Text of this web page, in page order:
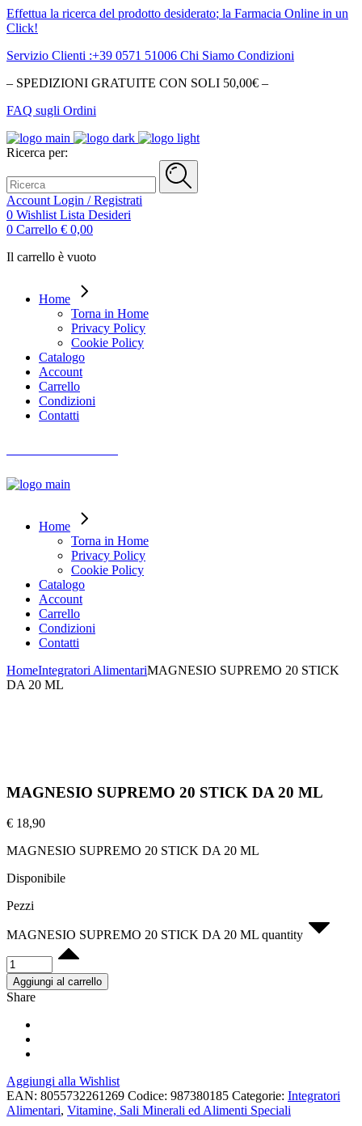
Effettua la ricerca del prodotto desiderato; la Farmacia Online in un
Click!
Servizio Clienti :+39 0571 51006 Chi Siamo Condizioni
– SPEDIZIONI GRATUITE CON SOLI 50,00€ –
FAQ sugli Ordini
Ricerca per:
Account Login / Registrati
0 Wishlist Lista Desideri
0 Carrello € 0,00
Il carrello è vuoto
Home
Torna in Home
Privacy Policy
Cookie Policy
Catalogo
Account
Carrello
Condizioni
Contatti
Home
Torna in Home
Privacy Policy
Cookie Policy
Catalogo
Account
Carrello
Condizioni
Contatti
HomeIntegratori AlimentariMAGNESIO SUPREMO 20 STICK
DA 20 ML
MAGNESIO SUPREMO 20 STICK DA 20 ML
€ 18,90
MAGNESIO SUPREMO 20 STICK DA 20 ML
Disponibile
Pezzi
MAGNESIO SUPREMO 20 STICK DA 20 ML quantity
Aggiungi al carrello
Share
Aggiungi alla Wishlist
EAN: 8055732261269 Codice: 987380185 Categorie: Integratori
Alimentari, Vitamine, Sali Minerali ed Alimenti Speciali